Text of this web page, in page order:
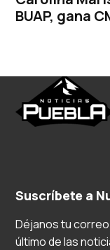
BUAP, gana
Suscríbete a
Déjanos tu
último de las